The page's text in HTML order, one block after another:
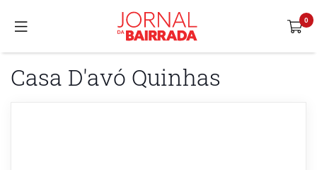
Casa D'avó Quinhas